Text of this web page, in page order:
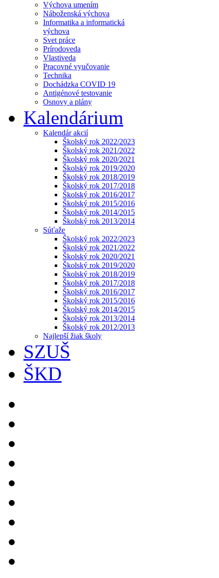
Výchova umením
Náboženská výchova
Informatika a informatická
výchova
Svet práce
Prírodoveda
Vlastiveda
Pracovné vyučovanie
Technika
Dochádzka COVID 19
Antigénové testovanie
Osnovy a plány
Kalendárium
Kalendár akcií
Školský rok 2022/2023
Školský rok 2021/2022
Školský rok 2020/2021
Školský rok 2019/2020
Školský rok 2018/2019
Školský rok 2017/2018
Školský rok 2016/2017
Školský rok 2015/2016
Školský rok 2014/2015
Školský rok 2013/2014
Súťaže
Školský rok 2022/2023
Školský rok 2021/2022
Školský rok 2020/2021
Školský rok 2019/2020
Školský rok 2018/2019
Školský rok 2017/2018
Školský rok 2016/2017
Školský rok 2015/2016
Školský rok 2014/2015
Školský rok 2013/2014
Školský rok 2012/2013
Najlepší žiak školy
SZUŠ
ŠKD